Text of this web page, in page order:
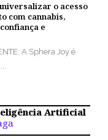
o acesso
com cannabis,
e
A Sphera Joy é
Artificial